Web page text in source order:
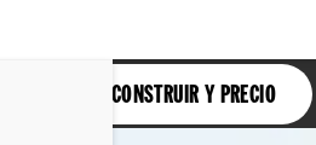
CONSTRUIR Y PRECIO